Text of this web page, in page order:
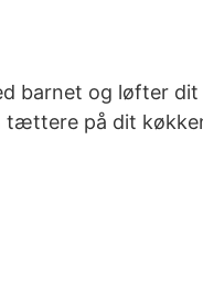
barnet og løfter
på dit